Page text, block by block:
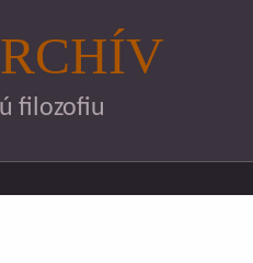
filozofiu